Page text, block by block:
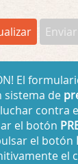
El
sistema de
contra
el botón
el botón
el